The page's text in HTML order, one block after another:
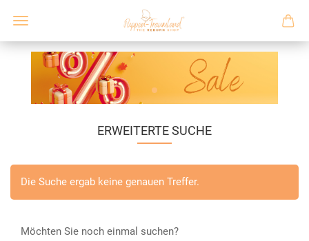
ERWEITERTE SUCHE
Die Suche ergab keine genauen Treffer.
Möchten Sie noch einmal suchen?